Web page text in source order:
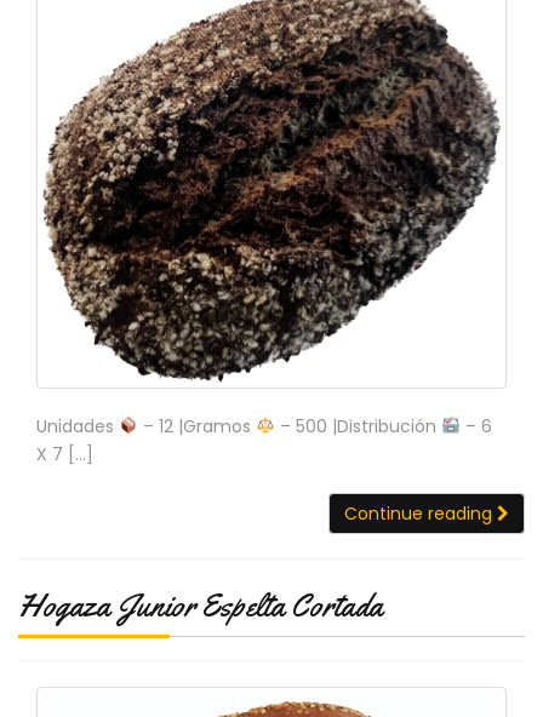
Unidades – 12 |Gramos – 500 |Distribución
– 6
X 7 […]
Continue reading
Hogaza Junior Espelta Cortada